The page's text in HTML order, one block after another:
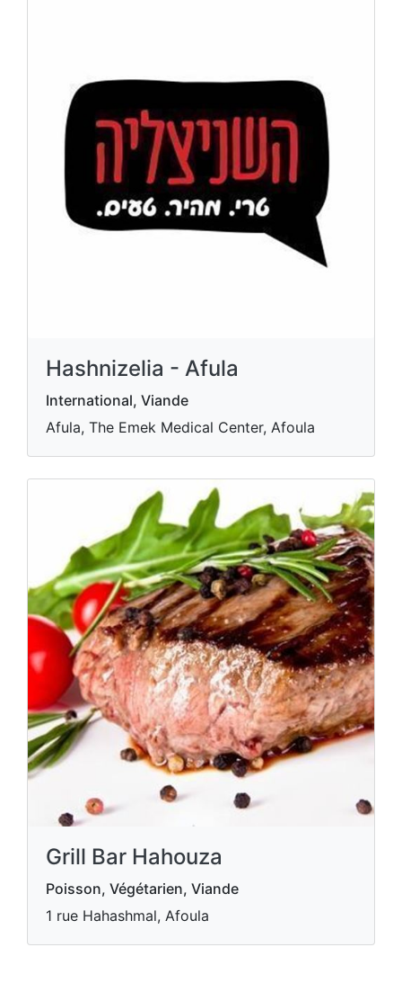
Hashnizelia - Afula
International, Viande
Afula, The Emek Medical Center, Afoula
Grill Bar Hahouza
Poisson, Végétarien, Viande
1 rue Hahashmal, Afoula